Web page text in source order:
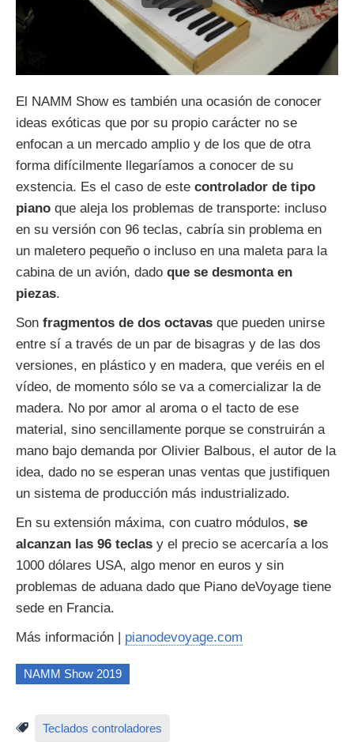
El NAMM Show es también una ocasión de conocer
ideas exóticas que por su propio carácter no se
enfocan a un mercado amplio y de los que de otra
forma difícilmente llegaríamos a conocer de su
exstencia. Es el caso de este controlador de tipo
piano que aleja los problemas de transporte: incluso
en su versión con 96 teclas, cabría sin problema en
un maletero pequeño o incluso en una maleta para la
cabina de un avión, dado que se desmonta en
piezas.
Son fragmentos de dos octavas que pueden unirse
entre sí a través de un par de bisagras y de las dos
versiones, en plástico y en madera, que veréis en el
vídeo, de momento sólo se va a comercializar la de
madera. No por amor al aroma o el tacto de ese
material, sino sencillamente porque se construirán a
mano bajo demanda por Olivier Balbous, el autor de la
idea, dado no se esperan unas ventas que justifiquen
un sistema de producción más industrializado.
En su extensión máxima, con cuatro módulos, se
alcanzan las 96 teclas y el precio se acercaría a los
1000 dólares USA, algo menor en euros y sin
problemas de aduana dado que Piano deVoyage tiene
sede en Francia.
Más información | pianodevoyage.com
NAMM Show 2019
Teclados controladores